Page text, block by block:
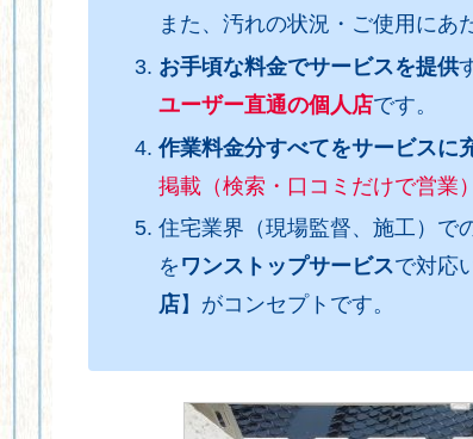
また、汚れの状況・ご使用にあ
お手頃な料金でサービスを提供
ユーザー直通の個人店です。
作業料金分すべてをサービスに
掲載（検索・口コミだけで営業）
住宅業界（現場監督、施工）で
を ワンストップサービスで対応
店】がコンセプトです。